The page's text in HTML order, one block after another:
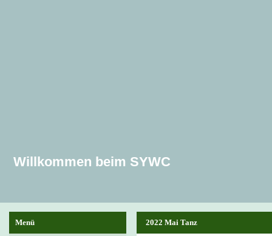
Willkommen beim SYWC
Menü 2022 Mai Tanz